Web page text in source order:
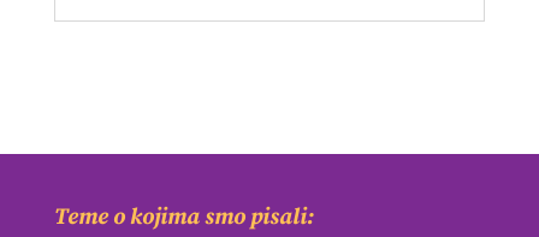
Teme o kojima smo pisali: